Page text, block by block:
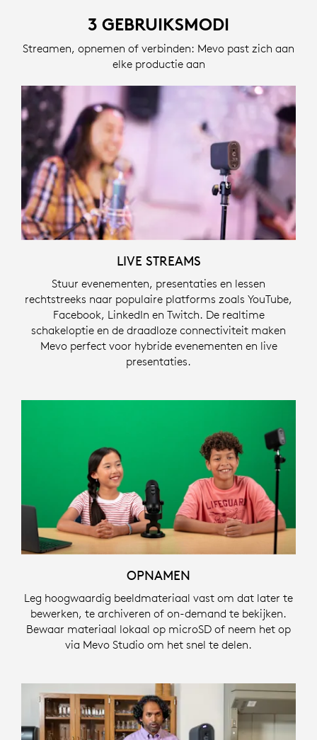
3 GEBRUIKSMODI
Streamen, opnemen of verbinden: Mevo past zich aan
elke productie aan
LIVE STREAMS
Stuur evenementen, presentaties en lessen
rechtstreeks naar populaire platforms zoals YouTube,
Facebook, LinkedIn en Twitch. De realtime
schakeloptie en de draadloze connectiviteit maken
Mevo perfect voor hybride evenementen en live
presentaties.
OPNAMEN
Leg hoogwaardig beeldmateriaal vast om dat later te
bewerken, te archiveren of on-demand te bekijken.
Bewaar materiaal lokaal op microSD of neem het op
via Mevo Studio om het snel te delen.